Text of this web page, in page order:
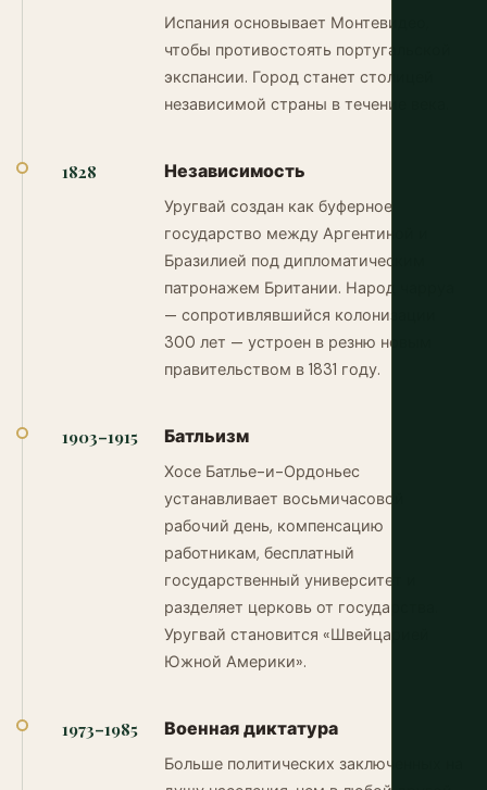
Испания основывает Монтевидео,
чтобы противостоять португальской
экспансии. Город станет столицей
независимой страны в течение века.
1828 Независимость
Уругвай создан как буферное
государство между Аргентиной и
Бразилией под дипломатическим
патронажем Британии. Народ чарруа
— сопротивлявшийся колонизации
300 лет — устроен в резню новым
правительством в 1831 году.
1903–1915 Батльизм
Хосе Батлье-и-Ордоньес
устанавливает восьмичасовой
рабочий день, компенсацию
работникам, бесплатный
государственный университет и
разделяет церковь от государства.
Уругвай становится «Швейцарией
Южной Америки».
1973–1985 Военная диктатура
Больше политических заключенных на